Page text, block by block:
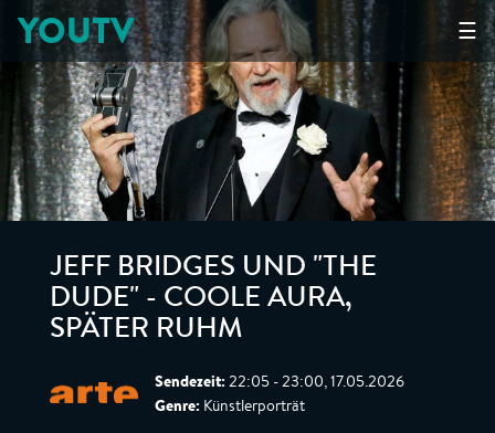
☰
YOUTV
JEFF BRIDGES UND "THE
DUDE" - COOLE AURA,
SPÄTER RUHM
Sendezeit: 22:05 - 23:00, 17.05.2026
Genre: Künstlerporträt